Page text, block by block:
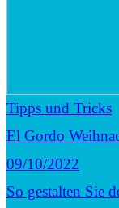
Tipps und Tricks
El Gordo
09/10/2022
So gestalten Sie